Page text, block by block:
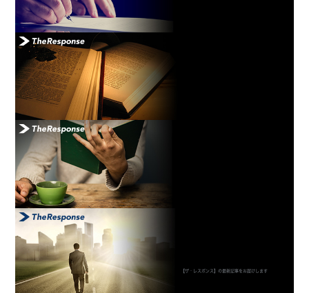
【ザ・レスポンス】の最新記事をお届けします